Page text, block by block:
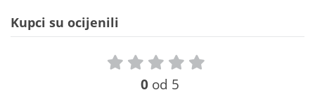
Kupci su ocijenili
0 od 5